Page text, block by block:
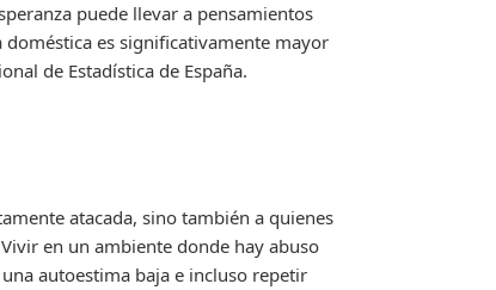
puede llevar a pensamientos
es significativamente mayor
de Estadística de España.
atacada, sino también a quienes
en un ambiente donde hay abuso
autoestima baja e incluso repetir